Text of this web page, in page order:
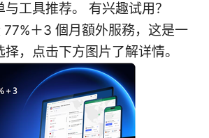
工具推荐。 有兴趣试用？
＋3 個月額外服務，这是一
，点击下方图片了解详情。